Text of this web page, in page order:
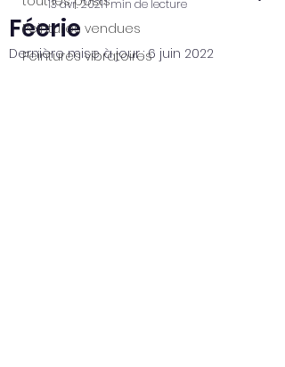
Peintures vendues
Peintures vibratoires
Féerie
13 avr. 20211 min de lecture
Dernière mise à jour :6 juin 2022